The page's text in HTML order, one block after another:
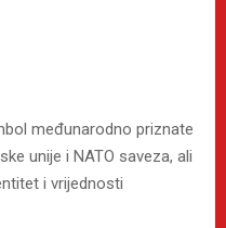
međunarodno priznate
unije i NATO saveza, ali
i vrijednosti